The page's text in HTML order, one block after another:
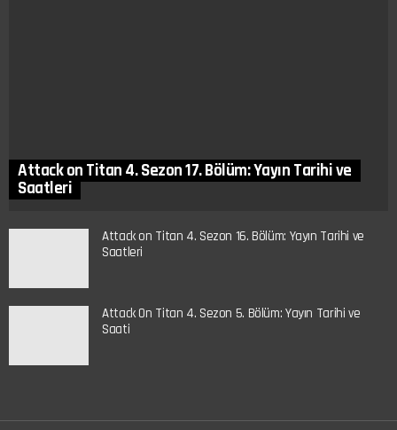
Attack on Titan 4. Sezon 17. Bölüm: Yayın Tarihi ve
Saatleri
Attack on Titan 4. Sezon 16. Bölüm: Yayın Tarihi ve
Saatleri
Attack On Titan 4. Sezon 5. Bölüm: Yayın Tarihi ve
Saati